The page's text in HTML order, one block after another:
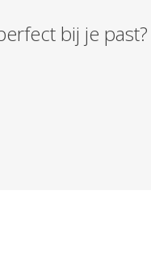
bij je past?